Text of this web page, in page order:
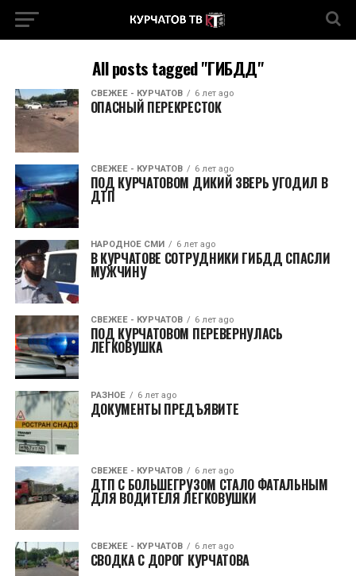
All posts tagged "ГИБДД"
СВЕЖЕЕ - КУРЧАТОВ 6 лет ago
ОПАСНЫЙ ПЕРЕКРЕСТОК
СВЕЖЕЕ - КУРЧАТОВ 6 лет ago
ПОД КУРЧАТОВОМ ДИКИЙ ЗВЕРЬ УГОДИЛ В
ДТП
НАРОДНОЕ СМИ 6 лет ago
В КУРЧАТОВЕ СОТРУДНИКИ ГИБДД СПАСЛИ
МУЖЧИНУ
СВЕЖЕЕ - КУРЧАТОВ 6 лет ago
ПОД КУРЧАТОВОМ ПЕРЕВЕРНУЛАСЬ
ЛЕГКОВУШКА
РАЗНОЕ 6 лет ago
ДОКУМЕНТЫ ПРЕДЪЯВИТЕ
СВЕЖЕЕ - КУРЧАТОВ 6 лет ago
ДТП С БОЛЬШЕГРУЗОМ СТАЛО ФАТАЛЬНЫМ
ДЛЯ ВОДИТЕЛЯ ЛЕГКОВУШКИ
СВЕЖЕЕ - КУРЧАТОВ 6 лет ago
СВОДКА С ДОРОГ КУРЧАТОВА